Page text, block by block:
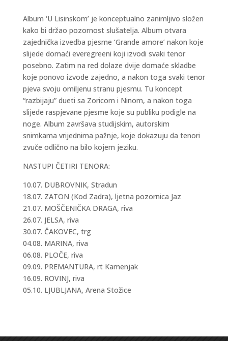
Album ‘U Lisinskom’ je konceptualno zanimljivo složen
kako bi držao pozornost slušatelja. Album otvara
zajednička izvedba pjesme ‘Grande amore’ nakon koje
slijede domaći everegreeni koji izvodi svaki tenor
posebno. Zatim na red dolaze dvije domaće skladbe
koje ponovo izvode zajedno, a nakon toga svaki tenor
pjeva svoju omiljenu stranu pjesmu. Tu koncept
“razbijaju” dueti sa Zoricom i Ninom, a nakon toga
slijede raspjevane pjesme koje su publiku podigle na
noge. Album završava studijskim, autorskim
snimkama vrijednima pažnje, koje dokazuju da tenori
zvuče odlično na bilo kojem jeziku.
NASTUPI ČETIRI TENORA:
10.07. DUBROVNIK, Stradun
18.07. ZATON (Kod Zadra), ljetna pozornica Jaz
21.07. MOŠČENIČKA DRAGA, riva
26.07. JELSA, riva
30.07. ČAKOVEC, trg
04.08. MARINA, riva
06.08. PLOČE, riva
09.09. PREMANTURA, rt Kamenjak
16.09. ROVINJ, riva
05.10. LJUBLJANA, Arena Stožice